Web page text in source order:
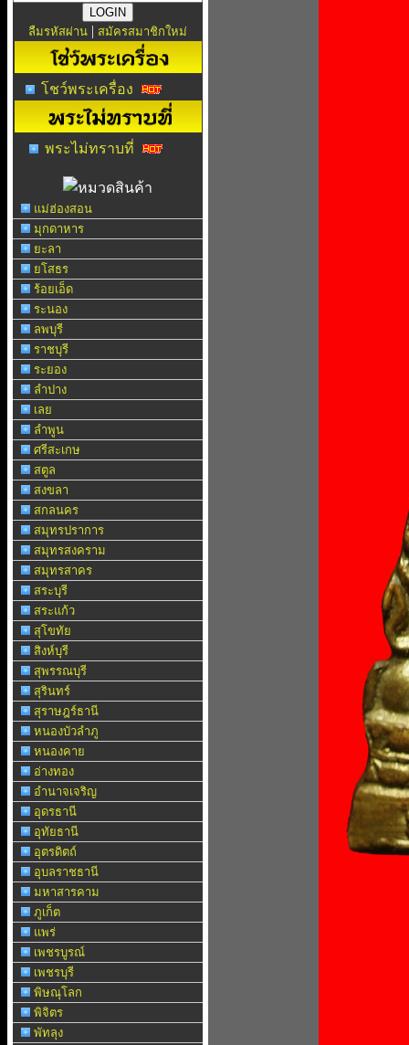
ลืมรหัสผ่าน | สมัครสมาชิกใหม่
โชว์พระเครื่อง
พระไม่ทราบที่
แม่ฮ่องสอน
มุกดาหาร
ยะลา
ยโสธร
ร้อยเอ็ด
ระนอง
ลพบุรี
ราชบุรี
ระยอง
ลำปาง
เลย
ลำพูน
ศรีสะเกษ
สตูล
สงขลา
สกลนคร
สมุทรปราการ
สมุทรสงคราม
สมุทรสาคร
สระบุรี
สระแก้ว
สุโขทัย
สิงห์บุรี
สุพรรณบุรี
สุรินทร์
สุราษฎร์ธานี
หนองบัวลำภู
หนองคาย
อ่างทอง
อำนาจเจริญ
อุดรธานี
อุทัยธานี
อุตรดิตถ์
อุบลราชธานี
มหาสารคาม
ภูเก็ต
แพร่
เพชรบูรณ์
เพชรบุรี
พิษณุโลก
พิจิตร
พัทลุง